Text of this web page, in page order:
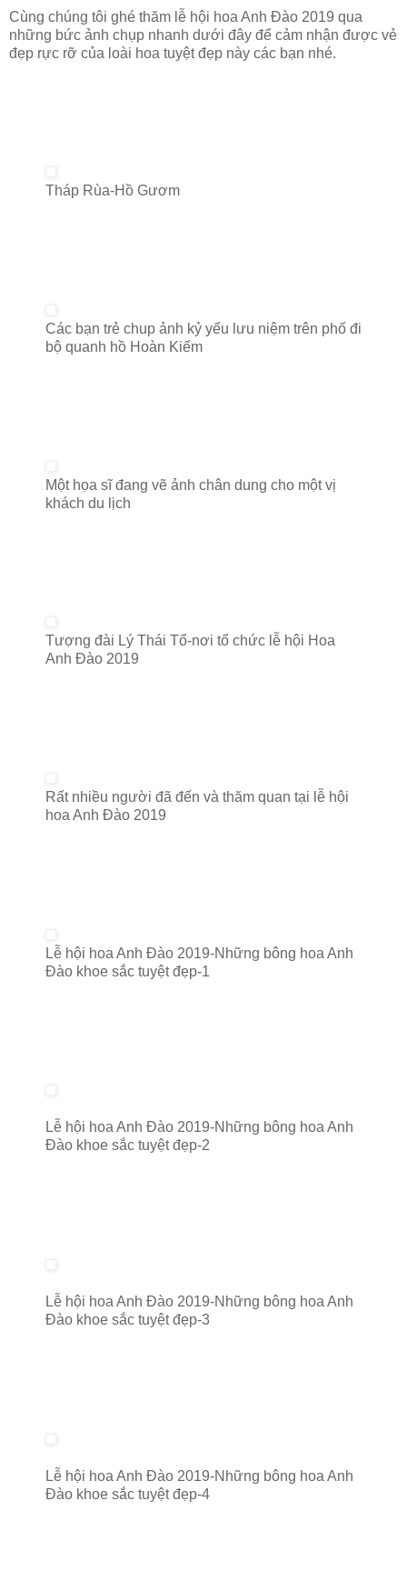
Cùng chúng tôi ghé thăm lễ hội hoa Anh Đào 2019 qua
những bức ảnh chụp nhanh dưới đây để cảm nhận được vẻ
đẹp rực rỡ của loài hoa tuyệt đẹp này các bạn nhé.
Tháp Rùa-Hồ Gươm
Các bạn trẻ chup ảnh kỷ yếu lưu niệm trên phố đi
bộ quanh hồ Hoàn Kiếm
Một họa sĩ đang vẽ ảnh chân dung cho một vị
khách du lịch
Tượng đài Lý Thái Tổ-nơi tổ chức lễ hội Hoa
Anh Đào 2019
Rất nhiều người đã đến và thăm quan tại lễ hội
hoa Anh Đào 2019
Lễ hội hoa Anh Đào 2019-Những bông hoa Anh
Đào khoe sắc tuyệt đẹp-1
Lễ hội hoa Anh Đào 2019-Những bông hoa Anh
Đào khoe sắc tuyệt đẹp-2
Lễ hội hoa Anh Đào 2019-Những bông hoa Anh
Đào khoe sắc tuyệt đẹp-3
Lễ hội hoa Anh Đào 2019-Những bông hoa Anh
Đào khoe sắc tuyệt đẹp-4